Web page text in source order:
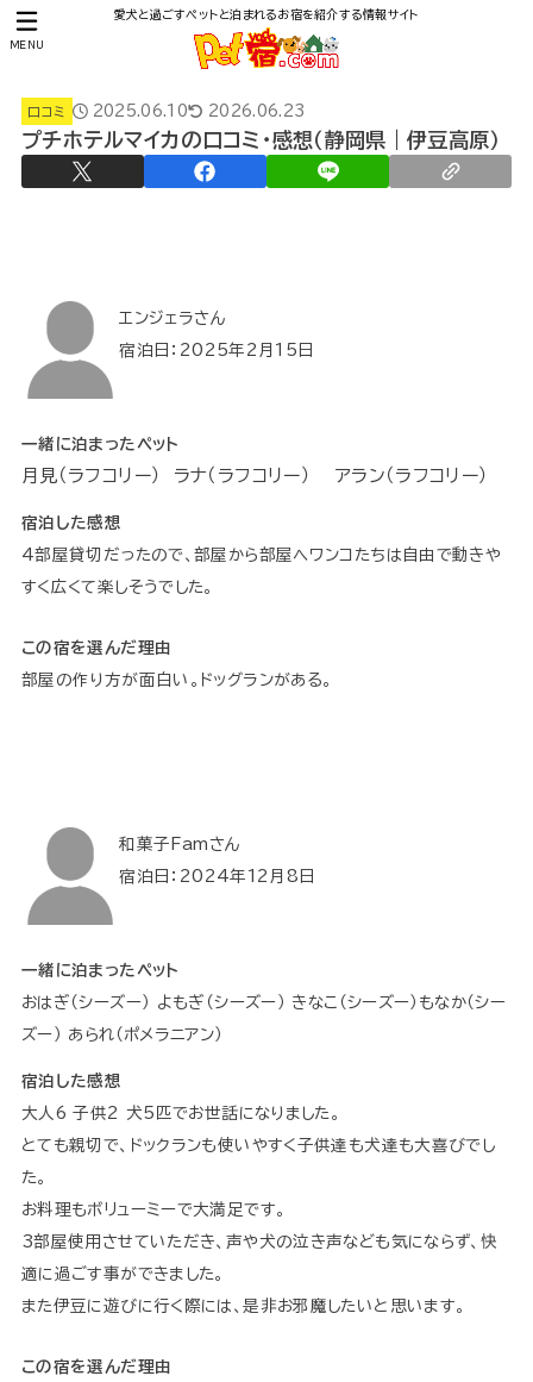
愛犬と過ごすペットと泊まれるお宿を紹介する情報サイト
MENU
口コミ 2025.06.10 2026.06.23
プチホテルマイカの口コミ・感想（静岡県｜伊豆高原）
エンジェラさん
宿泊日：2025年2月15日
一緒に泊まったペット
月見（ラフコリー） ラナ（ラフコリー） アラン（ラフコリー）
宿泊した感想
4部屋貸切だったので、部屋から部屋へワンコたちは自由で動きや
すく広くて楽しそうでした。
この宿を選んだ理由
部屋の作り方が面白い。ドッグランがある。
和菓子Famさん
宿泊日：2024年12月8日
一緒に泊まったペット
おはぎ（シーズー） よもぎ（シーズー） きなこ（シーズー）もなか（シー
ズー） あられ（ポメラニアン）
宿泊した感想
大人6 子供2 犬5匹でお世話になりました。
とても親切で、ドックランも使いやすく子供達も犬達も大喜びでし
た。
お料理もボリューミーで大満足です。
3部屋使用させていただき、声や犬の泣き声なども気にならず、快
適に過ごす事ができました。
また伊豆に遊びに行く際には、是非お邪魔したいと思います。
この宿を選んだ理由